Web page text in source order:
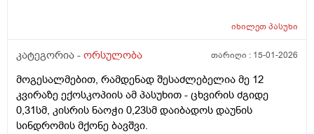
რომ ვწევარ მაშინ მტკივა იგივე ხანგრძლივობიფ
რაც ასე ვარ.
იხილეთპასუხი
კატეგორია - ორსულობა თარიღი : 15-01-2026
მოგესალმებით, რამდენად შესაძლებელია მე 12
კვირაზე ექოსკოპიის ამ პასუხით - ცხვირის ძგიდე
0,31სმ, კისრის ნაოჭი 0,23სმ დაიბადოს დაუნის
სინდრომის მქონე ბავშვი.